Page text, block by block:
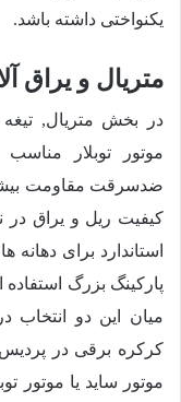
یکنواختی داشته باشد.
متریال و یراق
در بخش متریال, تیغه
موتور توبلار
ضدسرقت مقاومت
کیفیت ریل و یراق
استاندارد برای
پارکینگ بزرگ
میان این دو
کرکره برقی در پردیس
موتور ساید یا موتور